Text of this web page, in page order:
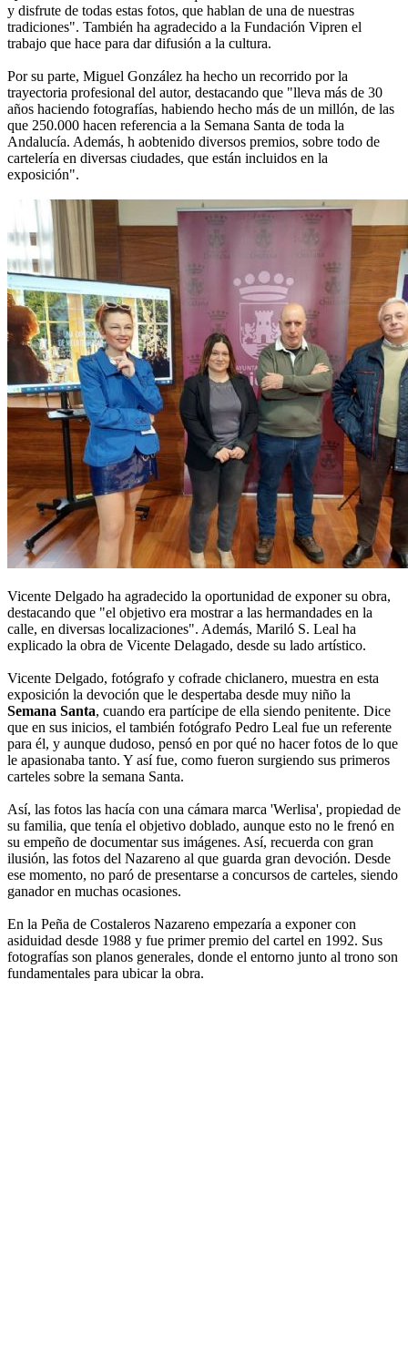
y disfrute de todas estas fotos, que hablan de una de nuestras
tradiciones". También ha agradecido a la Fundación Vipren el
trabajo que hace para dar difusión a la cultura.
Por su parte, Miguel González ha hecho un recorrido por la
trayectoria profesional del autor, destacando que "lleva más de 30
años haciendo fotografías, habiendo hecho más de un millón, de las
que 250.000 hacen referencia a la Semana Santa de toda la
Andalucía. Además, h aobtenido diversos premios, sobre todo de
cartelería en diversas ciudades, que están incluidos en la
exposición".
Vicente Delgado ha agradecido la oportunidad de exponer su obra,
destacando que "el objetivo era mostrar a las hermandades en la
calle, en diversas localizaciones". Además, Mariló S. Leal ha
explicado la obra de Vicente Delagado, desde su lado artístico.
Vicente Delgado, fotógrafo y cofrade chiclanero, muestra en esta
exposición la devoción que le despertaba desde muy niño la
Semana Santa, cuando era partícipe de ella siendo penitente. Dice
que en sus inicios, el también fotógrafo Pedro Leal fue un referente
para él, y aunque dudoso, pensó en por qué no hacer fotos de lo que
le apasionaba tanto. Y así fue, como fueron surgiendo sus primeros
carteles sobre la semana Santa.
Así, las fotos las hacía con una cámara marca 'Werlisa', propiedad de
su familia, que tenía el objetivo doblado, aunque esto no le frenó en
su empeño de documentar sus imágenes. Así, recuerda con gran
ilusión, las fotos del Nazareno al que guarda gran devoción. Desde
ese momento, no paró de presentarse a concursos de carteles, siendo
ganador en muchas ocasiones.
En la Peña de Costaleros Nazareno empezaría a exponer con
asiduidad desde 1988 y fue primer premio del cartel en 1992. Sus
fotografías son planos generales, donde el entorno junto al trono son
fundamentales para ubicar la obra.